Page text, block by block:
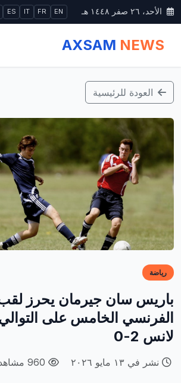
الأحد، ٢٦ صفر ١٤٤٨ هـ EN
FR
IT
ES
AXSAM NEWS
العودة للرئيسية
رياضة
باريس سان جيرمان يحرز
الفرنسي الخامس على
لانس 2-0
نشر في ١٣ مايو ٢٠٢٦